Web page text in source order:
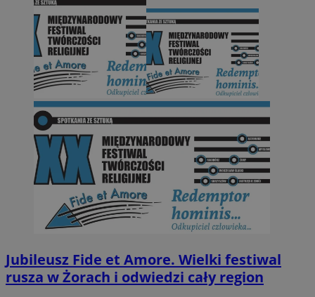
Jubileusz Fide et Amore. Wielki festiwal
rusza w Żorach i odwiedzi cały region